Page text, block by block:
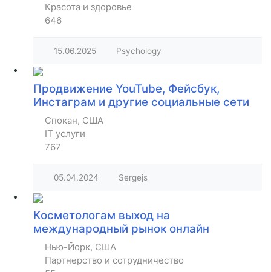
Красота и здоровье
646
15.06.2025 Psychology
Продвижение YouTube, Фейсбук,
Инстаграм и другие социальные сети
Спокан, США
IT услуги
767
05.04.2024 Sergejs
Косметологам выход на
международный рынок онлайн
Нью-Йорк, США
Партнерство и сотрудничество